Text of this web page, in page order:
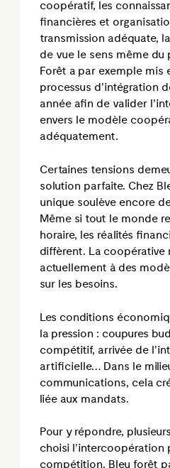
coopératif, les
financières et
transmission adéquate,
de vue le sens même
Forêt a par exemple mis
processus d’intégration
année afin de valider
envers le modèle
adéquatement.
Certaines tensions
solution parfaite. Chez
unique soulève encore
Même si tout le monde
horaire, les réalités
diffèrent. La coopérative
actuellement à des
sur les besoins.
Les conditions
la pression : coupures
compétitif, arrivée de
artificielle… Dans le
communications, cela
liée aux mandats.
Pour y répondre,
choisi l’intercoopération
compétition. Bleu forêt